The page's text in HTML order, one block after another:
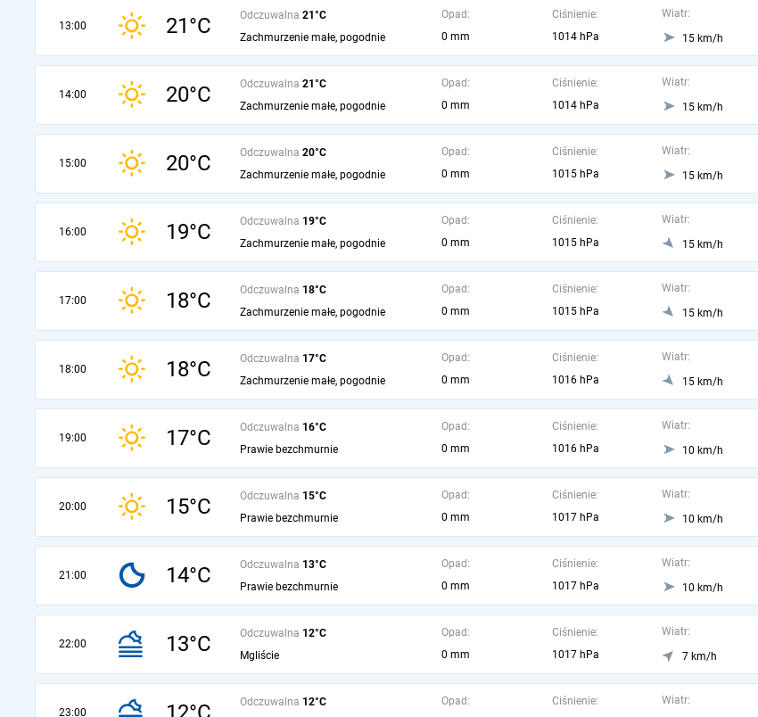
13:00 21°C Odczuwalna 21°C
Zachmurzenie małe, pogodnie
Opad:
0 mm
Ciśnienie:
1014 hPa
Wiatr:
15 km/h
14:00 20°C Odczuwalna 21°C
Zachmurzenie małe, pogodnie
Opad:
0 mm
Ciśnienie:
1014 hPa
Wiatr:
15 km/h
15:00 20°C Odczuwalna 20°C
Zachmurzenie małe, pogodnie
Opad:
0 mm
Ciśnienie:
1015 hPa
Wiatr:
15 km/h
16:00 19°C Odczuwalna 19°C
Zachmurzenie małe, pogodnie
Opad:
0 mm
Ciśnienie:
1015 hPa
Wiatr:
15 km/h
17:00 18°C Odczuwalna 18°C
Zachmurzenie małe, pogodnie
Opad:
0 mm
Ciśnienie:
1015 hPa
Wiatr:
15 km/h
18:00 18°C Odczuwalna 17°C
Zachmurzenie małe, pogodnie
Opad:
0 mm
Ciśnienie:
1016 hPa
Wiatr:
15 km/h
19:00 17°C Odczuwalna 16°C
Prawie bezchmurnie
Opad:
0 mm
Ciśnienie:
1016 hPa
Wiatr:
10 km/h
20:00 15°C Odczuwalna 15°C
Prawie bezchmurnie
Opad:
0 mm
Ciśnienie:
1017 hPa
Wiatr:
10 km/h
21:00 14°C Odczuwalna 13°C
Prawie bezchmurnie
Opad:
0 mm
Ciśnienie:
1017 hPa
Wiatr:
10 km/h
22:00 13°C Odczuwalna 12°C
Mgliście
Opad:
0 mm
Ciśnienie:
1017 hPa
Wiatr:
7 km/h
23:00
Odczuwalna 12°C
Opad:
Ciśnienie:
Wiatr: